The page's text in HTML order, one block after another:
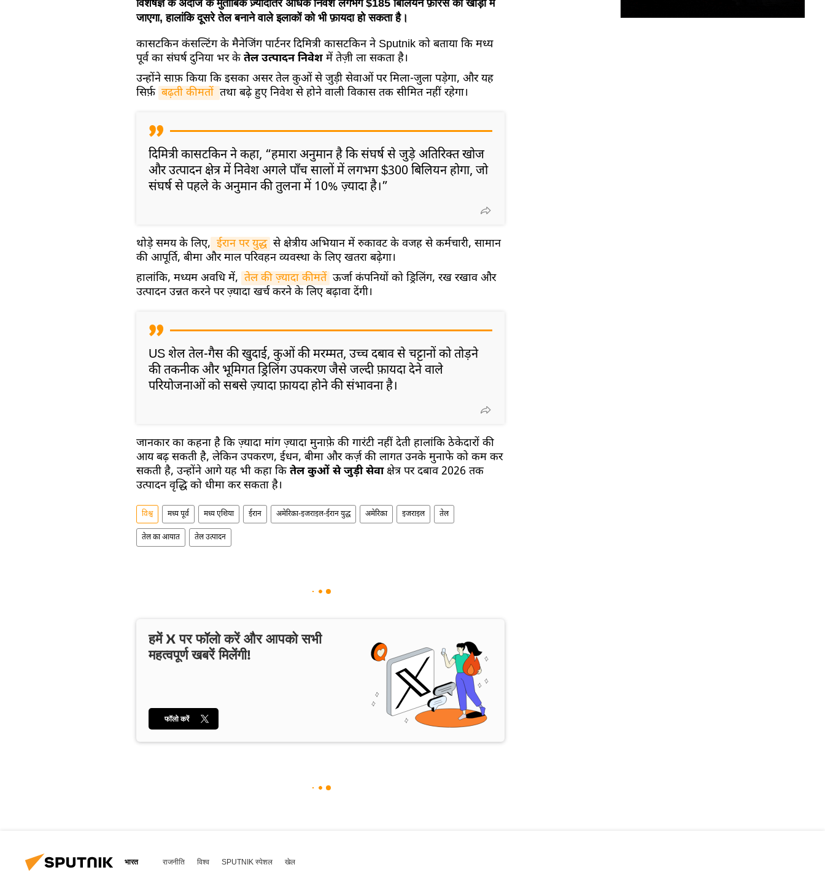
विशेषज्ञ के अंदाजे के मुताबिक ज़्यादातर अधिक निवेश लगभग $185 बिलियन फ़ारस की खाड़ी में
जाएगा, हालांकि दूसरे तेल बनाने वाले इलाकों को भी फ़ायदा हो सकता है।
कासटकिन कंसल्टिंग के मैनेजिंग पार्टनर दिमित्री कासटकिन ने Sputnik को बताया कि मध्य
पूर्व का संघर्ष दुनिया भर के तेल उत्पादन निवेश में तेज़ी ला सकता है।
उन्होंने साफ़ किया कि इसका असर तेल कुओं से जुड़ी सेवाओं पर मिला-जुला पड़ेगा, और यह
सिर्फ़ बढ़ती कीमतों तथा बढ़े हुए निवेश से होने वाली विकास तक सीमित नहीं रहेगा।
दिमित्री कासटकिन ने कहा, “हमारा अनुमान है कि संघर्ष से जुड़े अतिरिक्त खोज
और उत्पादन क्षेत्र में निवेश अगले पाँच सालों में लगभग $300 बिलियन होगा, जो
संघर्ष से पहले के अनुमान की तुलना में 10% ज़्यादा है।”
थोड़े समय के लिए, ईरान पर युद्ध से क्षेत्रीय अभियान में रुकावट के वजह से कर्मचारी, सामान
की आपूर्ति, बीमा और माल परिवहन व्यवस्था के लिए खतरा बढ़ेगा।
हालांकि, मध्यम अवधि में, तेल की ज़्यादा कीमतें ऊर्जा कंपनियों को ड्रिलिंग, रख रखाव और
उत्पादन उन्नत करने पर ज़्यादा खर्च करने के लिए बढ़ावा देंगी।
US शेल तेल-गैस की खुदाई, कुओं की मरम्मत, उच्च दबाव से चट्टानों को तोड़ने
की तकनीक और भूमिगत ड्रिलिंग उपकरण जैसे जल्दी फ़ायदा देने वाले
परियोजनाओं को सबसे ज़्यादा फ़ायदा होने की संभावना है।
जानकार का कहना है कि ज़्यादा मांग ज़्यादा मुनाफ़े की गारंटी नहीं देती हालांकि ठेकेदारों की
आय बढ़ सकती है, लेकिन उपकरण, ईधन, बीमा और कर्ज़ की लागत उनके मुनाफे को कम कर
सकती है, उन्होंने आगे यह भी कहा कि तेल कुओं से जुड़ी सेवाक्षेत्र पर दबाव 2026 तक
उत्पादन वृद्धि को धीमा कर सकता है।
विश्व मध्य पूर्व मध्य एशिया ईरान अमेरिका-इजराइल-ईरान युद्ध अमेरिका इजराइल तेल
तेल का आयात तेल उत्पादन
हमें X पर फॉलो करें और आपको सभी
महत्वपूर्ण खबरें मिलेंगी!
फॉलो करें
भारत राजनीति विश्व SPUTNIK स्पेशल खेल